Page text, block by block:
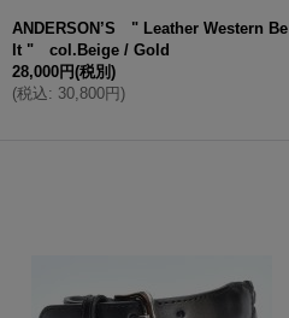
ANDERSON’S " Leather Western Be
lt " col.Beige / Gold
28,000円(税別)
(税込: 30,800円)